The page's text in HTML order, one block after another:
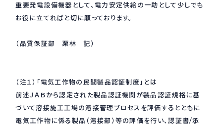
研究開発 R&D
新着情報
採用情報 Recruit
お問い合わせ
重要発電設備機器として、電力安定供給の一助として少しでも
お役に立てればと切に願っております。
（品質保証部 栗林 記）
（注１）「電気工作物の民間製品認証制度」とは
前述ＪＡＢから認定された製品認証機関が製品認証規格に基
づいて溶接施工工場の溶接管理プロセスを評価するとともに
電気工作物に係る製品（溶接部）等の評価を行い、認証書/承